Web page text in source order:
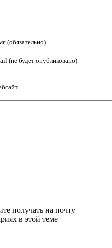
(обязательно)
(не будет опубликовано)
получать на почту
в этой теме